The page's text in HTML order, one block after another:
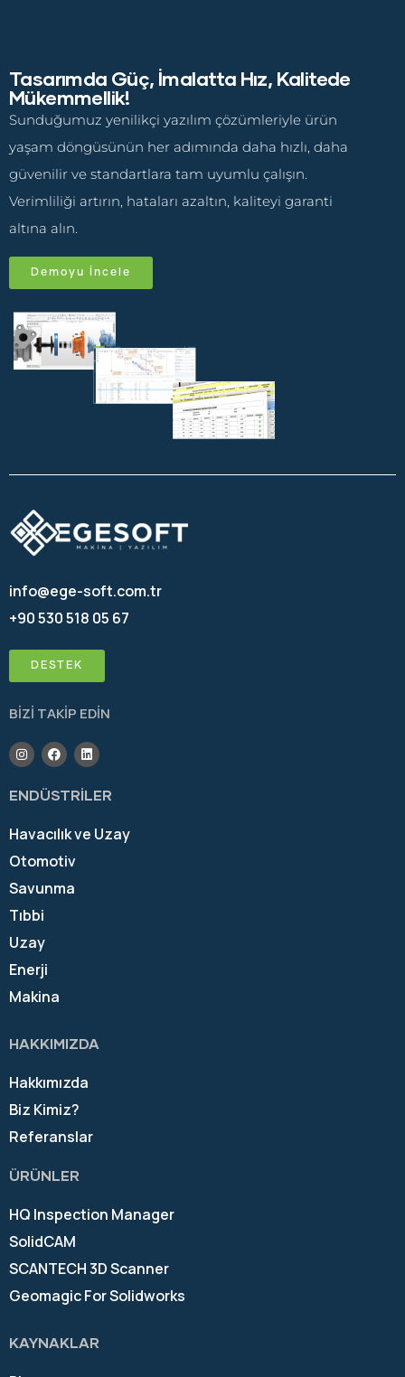
Tasarımda Güç, İmalatta Hız, Kalitede
Mükemmellik!
Sunduğumuz yenilikçi yazılım çözümleriyle ürün
yaşam döngüsünün her adımında daha hızlı, daha
güvenilir ve standartlara tam uyumlu çalışın.
Verimliliği artırın, hataları azaltın, kaliteyi garanti
altına alın.
Demoyu İncele
info@ege-soft.com.tr
+90 530 518 05 67
DESTEK
BİZİ TAKİP EDİN
ENDÜSTRİLER
Havacılık ve Uzay
Otomotiv
Savunma
Tıbbi
Uzay
Enerji
Makina
HAKKIMIZDA
Hakkımızda
Biz Kimiz?
Referanslar
ÜRÜNLER
HQ Inspection Manager
SolidCAM
SCANTECH 3D Scanner
Geomagic For Solidworks
KAYNAKLAR